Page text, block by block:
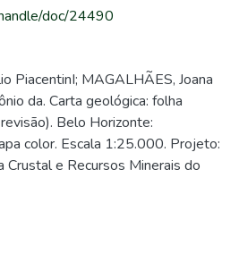
doc/24490
PiacentinI; MAGALHÃES, Joana
da. Carta geológica: folha
Belo Horizonte:
color. Escala 1:25.000. Projeto:
e Recursos Minerais do